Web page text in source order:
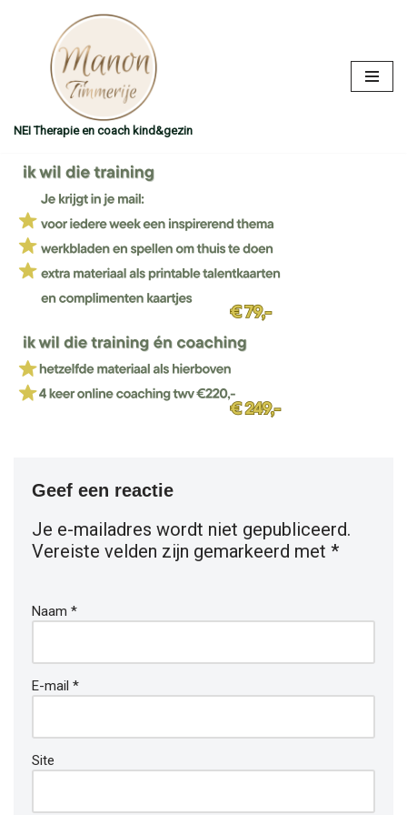
NEI Therapie en coach kind&gezin
Geef een reactie
Je e-mailadres wordt niet gepubliceerd.
Vereiste velden zijn gemarkeerd met *
Naam *
E-mail *
Site